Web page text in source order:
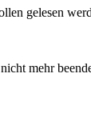
gelesen
mehr